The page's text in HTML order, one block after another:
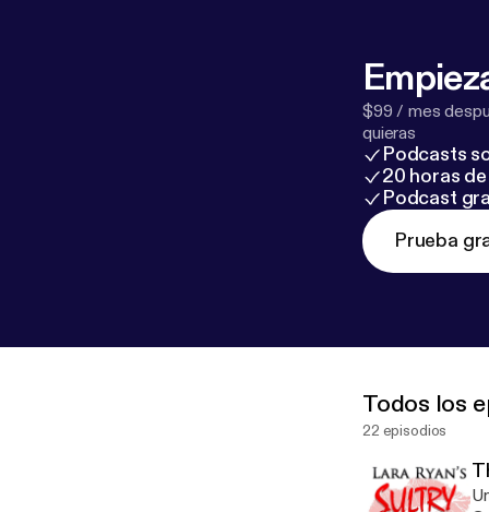
$99 / mes
quieras
Podcasts
20 horas
Podcast
Prueba
Todos los
22 episodios